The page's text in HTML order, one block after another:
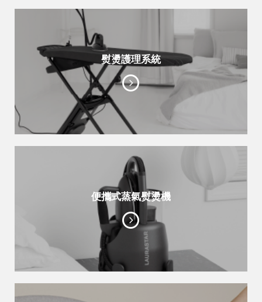
熨燙護理系統
便攜式蒸氣熨燙機